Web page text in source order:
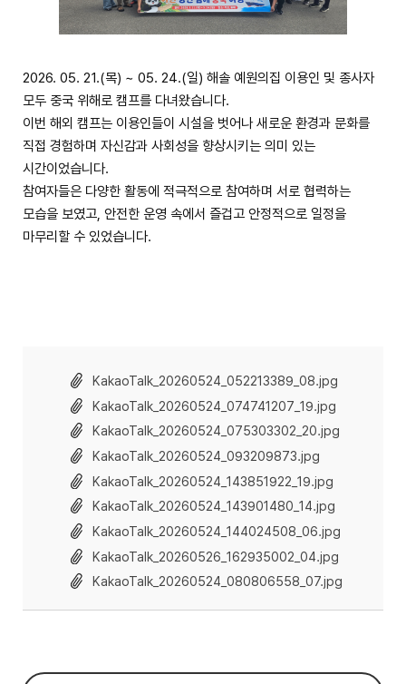
2026. 05. 21.(목) ~ 05. 24.(일) 해솔 예원의집 이용인 및 종사자
모두 중국 위해로 캠프를 다녀왔습니다.
이번 해외 캠프는 이용인들이 시설을 벗어나 새로운 환경과 문화를
직접 경험하며 자신감과 사회성을 향상시키는 의미 있는
시간이었습니다.
참여자들은 다양한 활동에 적극적으로 참여하며 서로 협력하는
모습을 보였고, 안전한 운영 속에서 즐겁고 안정적으로 일정을
마무리할 수 있었습니다.
KakaoTalk_20260524_052213389_08.jpg
KakaoTalk_20260524_074741207_19.jpg
KakaoTalk_20260524_075303302_20.jpg
KakaoTalk_20260524_093209873.jpg
KakaoTalk_20260524_143851922_19.jpg
KakaoTalk_20260524_143901480_14.jpg
KakaoTalk_20260524_144024508_06.jpg
KakaoTalk_20260526_162935002_04.jpg
KakaoTalk_20260524_080806558_07.jpg